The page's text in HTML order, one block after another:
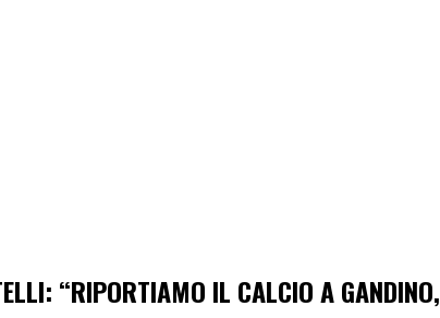
“RIPORTIAMO IL CALCIO A